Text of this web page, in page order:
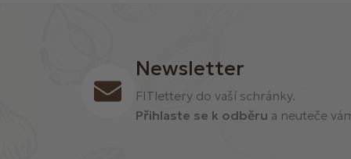
Newsletter
FITlettery do vaší schránky.
Přihlaste se k odběru a neuteče